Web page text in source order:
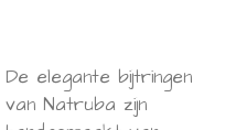
De elegante bijtringen
van Natruba zijn